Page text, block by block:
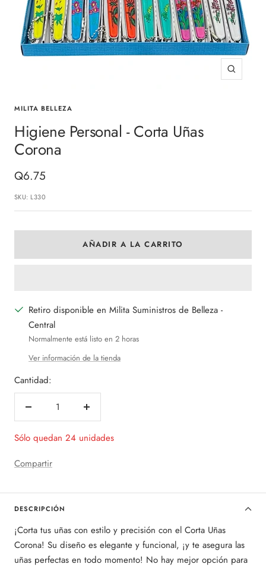
Zoom
MILITA BELLEZA
Higiene Personal - Corta Uñas
Corona
Precio
de
venta
Q6.75
SKU: L330
AÑADIR A LA CARRITO
Retiro disponible en Milita Suministros de Belleza -
Central
Normalmente está listo en 2 horas
Ver información de la tienda
Cantidad:
Decrecer
Aumentar
Sólo quedan 24 unidades
Compartir
DESCRIPCIÓN
¡Corta tus uñas con estilo y precisión con el Corta Uñas
Corona! Su diseño es elegante y funcional, ¡y te asegura las
uñas perfectas en todo momento! No hay mejor opción para